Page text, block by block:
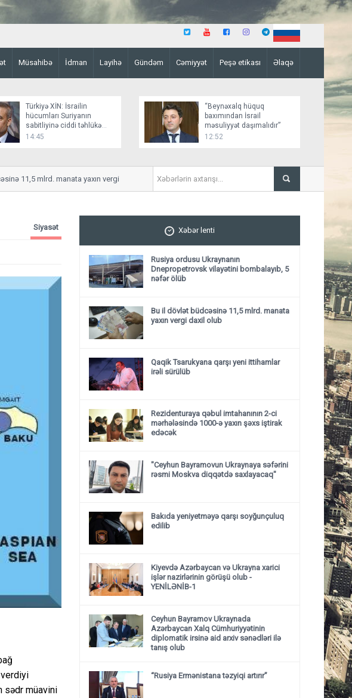
Müsahibə İdman Layihə Gündəm Cəmiyyət Peşə etikası Əlaqə
Türkiyə XİN: İsrailin
hücumları Suriyanın
sabitliyinə ciddi təhlükə
yaradır
14:45
“Beynəxalq hüquq
baxımından İsrail
məsuliyyət daşımalıdır”
12:52
11,5 mlrd. manata yaxın vergi daxil olub Qaqik Tsarukyana qarşı
Siyasət
sədr müavini
Xəbər lenti
Rusiya ordusu Ukraynanın
Dnepropetrovsk vilayətini bombalayıb, 5
nəfər ölüb
Bu il dövlət büdcəsinə 11,5 mlrd. manata
yaxın vergi daxil olub
Qaqik Tsarukyana qarşı yeni ittihamlar
irəli sürülüb
Rezidenturaya qəbul imtahanının 2-ci
mərhələsində 1000-ə yaxın şəxs iştirak
edəcək
"Ceyhun Bayramovun Ukraynaya səfərini
rəsmi Moskva diqqətdə saxlayacaq"
Bakıda yeniyetməyə qarşı soyğunçuluq
edilib
Kiyevdə Azərbaycan və Ukrayna xarici
işlər nazirlərinin görüşü olub -
YENİLƏNİB-1
Ceyhun Bayramov Ukraynada
Azərbaycan Xalq Cümhuriyyətinin
diplomatik irsinə aid arxiv sənədləri ilə
tanış olub
“Rusiya Ermənistana təzyiqi artırır”